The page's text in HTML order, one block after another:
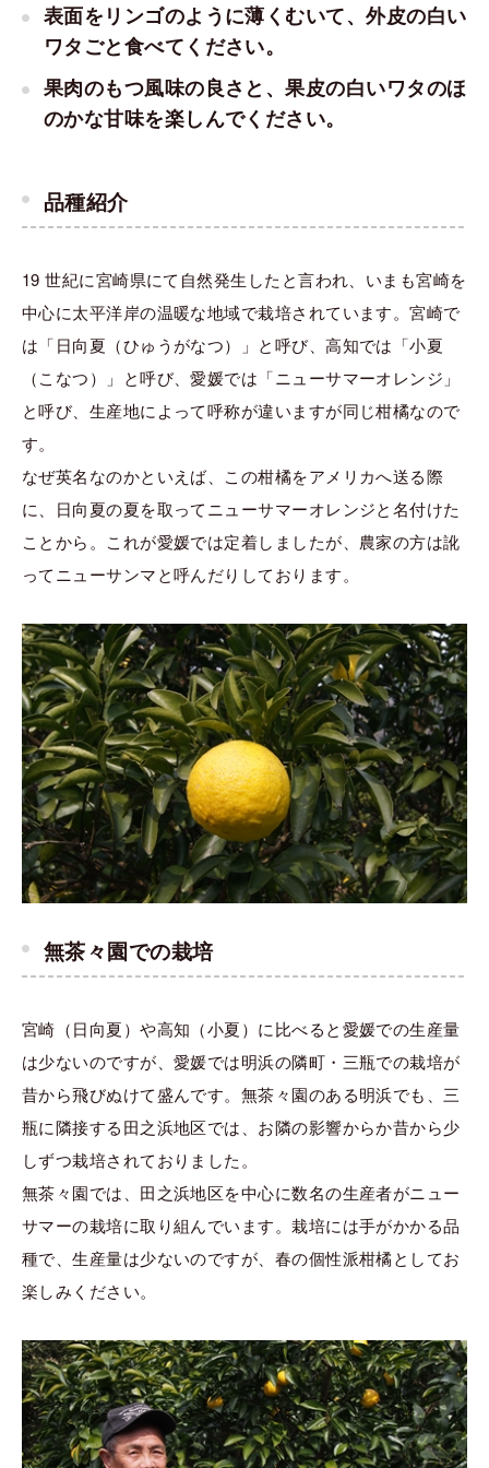
表面をリンゴのように薄くむいて、外皮の白い
ワタごと食べてください。
果肉のもつ風味の良さと、果皮の白いワタのほ
のかな甘味を楽しんでください。
品種紹介
19 世紀に宮崎県にて自然発生したと言われ、いまも宮崎を
中心に太平洋岸の温暖な地域で栽培されています。宮崎で
は「日向夏（ひゅうがなつ）」と呼び、高知では「小夏
（こなつ）」と呼び、愛媛では「ニューサマーオレンジ」
と呼び、生産地によって呼称が違いますが同じ柑橘なので
す。
なぜ英名なのかといえば、この柑橘をアメリカへ送る際
に、日向夏の夏を取ってニューサマーオレンジと名付けた
ことから。これが愛媛では定着しましたが、農家の方は訛
ってニューサンマと呼んだりしております。
無茶々園での栽培
宮崎（日向夏）や高知（小夏）に比べると愛媛での生産量
は少ないのですが、愛媛では明浜の隣町・三瓶での栽培が
昔から飛びぬけて盛んです。無茶々園のある明浜でも、三
瓶に隣接する田之浜地区では、お隣の影響からか昔から少
しずつ栽培されておりました。
無茶々園では、田之浜地区を中心に数名の生産者がニュー
サマーの栽培に取り組んでいます。栽培には手がかかる品
種で、生産量は少ないのですが、春の個性派柑橘としてお
楽しみください。